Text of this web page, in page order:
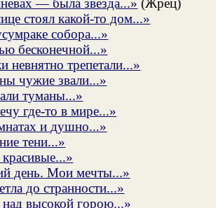
— была звезда...» (Жрец)
стоял какой-то дом...»
собора...»
бесконечной...»
невнятно трепетали...»
чужие звали...»
туманы...»
где-то в мире...»
и душно...»
тени...»
день. Мои мечты...»
до странности...»
высокой горою...»